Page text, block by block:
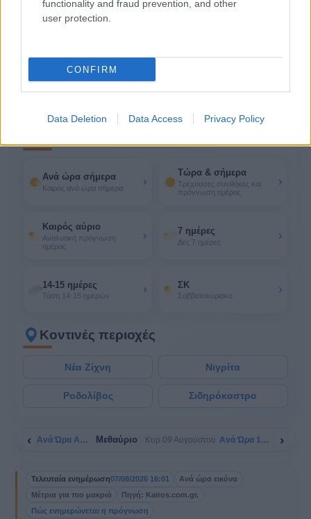
functionality and fraud prevention, and other
user protection.
CONFIRM
Data Deletion Data Access Privacy Policy
15:00 Αυξημένη Συννεφιά
Αίσθηση
14 ακόμη ώρες
Περισσότερα για τον καιρό
Ανά ώρα σήμερα
Καιρός ανά ώρα σήμερα ›
Τώρα & σήμερα
Τρέχουσες συνθήκες και
πρόγνωση ημέρας
›
Καιρός αύριο
Αναλυτική πρόγνωση
ημέρας
› 7 ημέρες
Δες 7 ημέρες ›
14-15 ημέρες
Τάση 14-15 ημερών › ΣΚ
Σαββατοκύριακο ›
Κοντινές περιοχές
Νέα Ζίχνη Νιγρίτα
Ροδολίβος Σιδηρόκαστρο
‹ Ανά Ώρα Αύριο Μεθαύριο Κυρ 09 Αυγούστου Ανά Ώρα 10/08 ›
Τελευταία ενημέρωση07/08/2026 16:01
Ανά ώρα εικόνα
Μέτρια για πιο μακριά
Πηγή: Kairos.com.gr.
Πώς ενημερώνεται η πρόγνωση